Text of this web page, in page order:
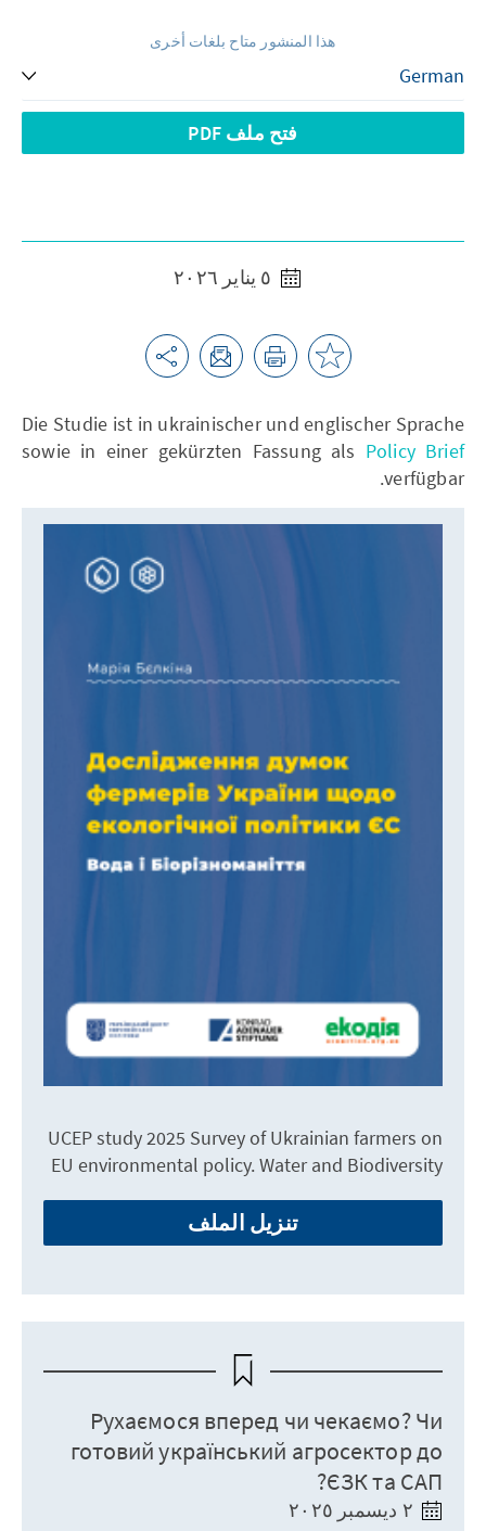
هذا المنشور متاح بلغات أخرى
فتح ملف PDF
Die Studie ist in ukrainischer und englischer Sprache
sowie in einer gekürzten Fassung als Policy Brief
verfügbar.
UCEP study 2025 Survey of Ukrainian farmers on
EU environmental policy. Water and Biodiversity
تنزيل الملف
Рухаємося вперед чи чекаємо? Чи
готовий український агросектор до
ЄЗК та САП?